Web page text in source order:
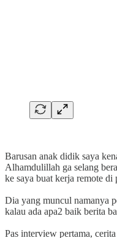
Barusan anak didik saya
Alhamdulillah ga selang
ke saya buat kerja remote di
Dia yang muncul namanya
kalau ada apa2 baik berita
Pas interview pertama,